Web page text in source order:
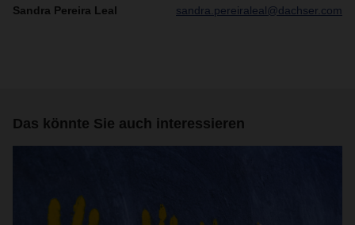
Sandra Pereira Leal sandra.pereiraleal@dachser.com
Das könnte Sie auch interessieren